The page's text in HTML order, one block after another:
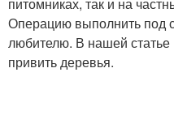
Операцию выполнить под
любителю. В нашей
привить деревья.